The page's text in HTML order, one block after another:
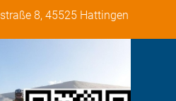
8, 45525 Hattingen